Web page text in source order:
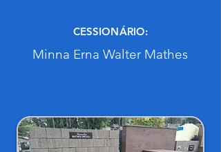
CESSIONÁRIO:
Minna Erna Walter Mathes